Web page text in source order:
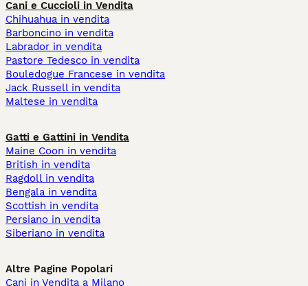
Cani e Cuccioli in Vendita
Chihuahua in vendita
Barboncino in vendita
Labrador in vendita
Pastore Tedesco in vendita
Bouledogue Francese in vendita
Jack Russell in vendita
Maltese in vendita
Gatti e Gattini in Vendita
Maine Coon in vendita
British in vendita
Ragdoll in vendita
Bengala in vendita
Scottish in vendita
Persiano in vendita
Siberiano in vendita
Altre Pagine Popolari
Cani in Vendita a Milano